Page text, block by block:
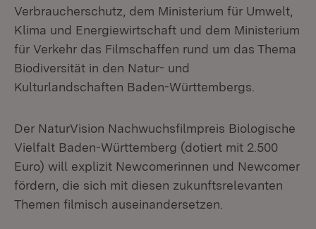
Verbraucherschutz, dem Ministerium für Umwelt,
Klima und Energiewirtschaft und dem Ministerium
für Verkehr das Filmschaffen rund um das Thema
Biodiversität in den Natur- und
Kulturlandschaften Baden-Württembergs.
Der NaturVision Nachwuchsfilmpreis Biologische
Vielfalt Baden-Württemberg (dotiert mit 2.500
Euro) will explizit Newcomerinnen und Newcomer
fördern, die sich mit diesen zukunftsrelevanten
Themen filmisch auseinandersetzen.